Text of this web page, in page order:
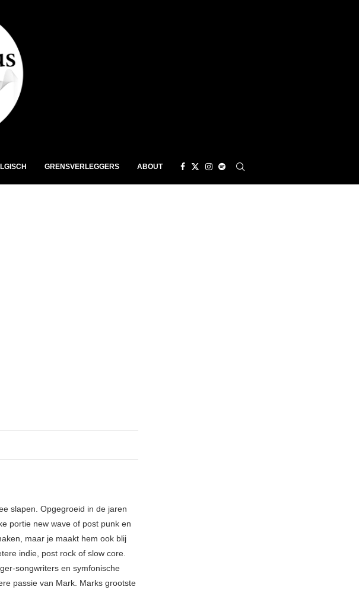
GRENSVERLEGGERS ABOUT
slapen. Opgegroeid in de jaren
portie new wave of post punk en
maar je maakt hem ook blij
indie, post rock of slow core.
songwriters en symfonische
passie van Mark. Marks grootste